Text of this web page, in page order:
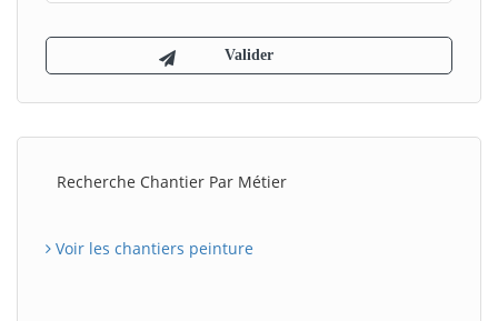
Recherche Chantier Par Métier
Voir les chantiers peinture